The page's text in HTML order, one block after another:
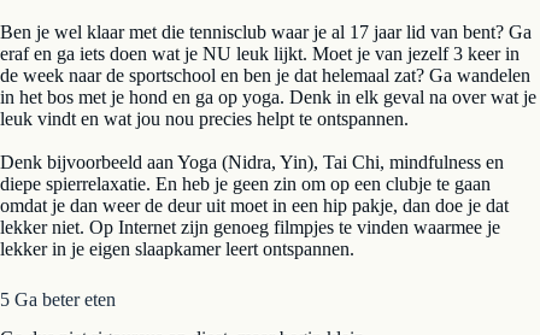
Ben je wel klaar met die tennisclub waar je al 17 jaar lid van bent? Ga
eraf en ga iets doen wat je NU leuk lijkt. Moet je van jezelf 3 keer in
de week naar de sportschool en ben je dat helemaal zat? Ga wandelen
in het bos met je hond en ga op yoga. Denk in elk geval na over wat je
leuk vindt en wat jou nou precies helpt te ontspannen.
Denk bijvoorbeeld aan Yoga (Nidra, Yin), Tai Chi, mindfulness en
diepe spierrelaxatie. En heb je geen zin om op een clubje te gaan
omdat je dan weer de deur uit moet in een hip pakje, dan doe je dat
lekker niet. Op Internet zijn genoeg filmpjes te vinden waarmee je
lekker in je eigen slaapkamer leert ontspannen.
5 Ga beter eten